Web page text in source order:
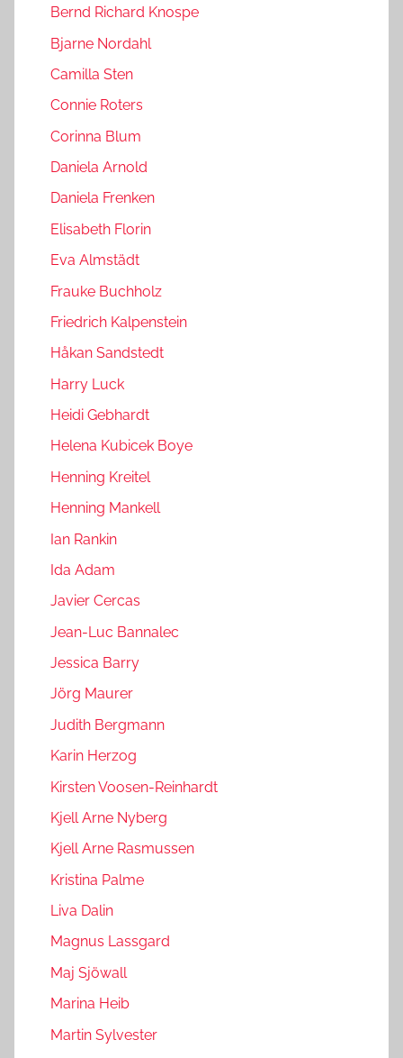
Bernd Richard Knospe
Bjarne Nordahl
Camilla Sten
Connie Roters
Corinna Blum
Daniela Arnold
Daniela Frenken
Elisabeth Florin
Eva Almstädt
Frauke Buchholz
Friedrich Kalpenstein
Håkan Sandstedt
Harry Luck
Heidi Gebhardt
Helena Kubicek Boye
Henning Kreitel
Henning Mankell
Ian Rankin
Ida Adam
Javier Cercas
Jean-Luc Bannalec
Jessica Barry
Jörg Maurer
Judith Bergmann
Karin Herzog
Kirsten Voosen-Reinhardt
Kjell Arne Nyberg
Kjell Arne Rasmussen
Kristina Palme
Liva Dalin
Magnus Lassgard
Maj Sjöwall
Marina Heib
Martin Sylvester